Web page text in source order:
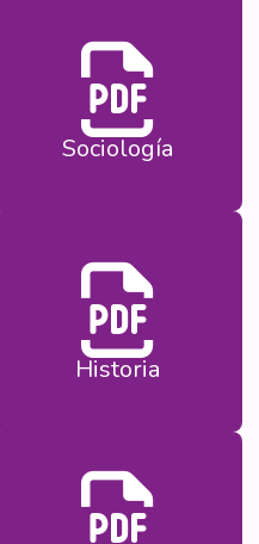
Sociología
Historia